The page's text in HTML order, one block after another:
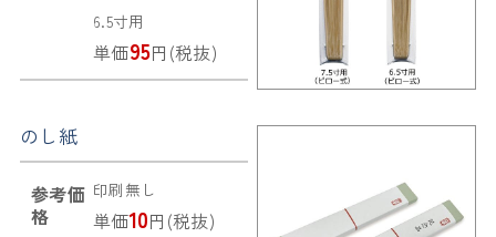
6.5寸用
単価95円(税抜)
のし紙
参考価
格
印刷無し
単価10円(税抜)